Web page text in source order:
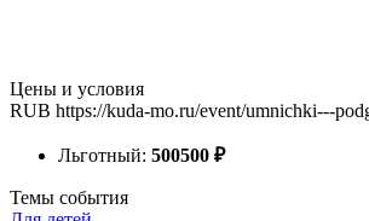
Цены и условия
RUB https://kuda-mo.ru/event/umnichki---
Льготный: 500500 ₽
Темы события